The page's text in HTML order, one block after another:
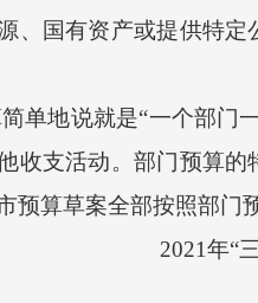
、国有资产或提供特
地说就是“一个部门
收支活动。部门预算
预算草案全部按照部门
2021年“三